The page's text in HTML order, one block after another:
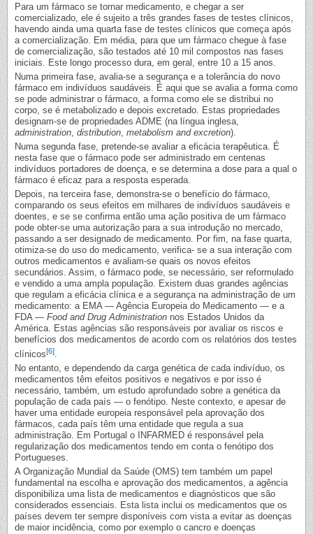
Para um fármaco se tornar medicamento, e chegar a ser
comercializado, ele é sujeito a três grandes fases de testes clínicos,
havendo ainda uma quarta fase de testes clínicos que começa após
a comercialização. Em média, para que um fármaco chegue à fase
de comercialização, são testados até 10 mil compostos nas fases
iniciais. Este longo processo dura, em geral, entre 10 a 15 anos.
Numa primeira fase, avalia-se a segurança e a tolerância do novo
fármaco em indivíduos saudáveis. É aqui que se avalia a forma como
se pode administrar o fármaco, a forma como ele se distribui no
corpo, se é metabolizado e depois excretado. Estas propriedades
designam-se de propriedades ADME (na língua inglesa,
administration distribution metabolism and excretion).
Numa segunda fase, pretende-se avaliar a eficácia terapêutica. É
nesta fase que o fármaco pode ser administrado em centenas
indivíduos portadores de doença, e se determina a dose para a qual o
fármaco é eficaz para a resposta esperada.
Depois, na terceira fase, demonstra-se o benefício do fármaco,
comparando os seus efeitos em milhares de indivíduos saudáveis e
doentes, e se se confirma então uma ação positiva de um fármaco
pode obter-se uma autorização para a sua introdução no mercado,
passando a ser designado de medicamento. Por fim, na fase quarta,
otimiza-se do uso do medicamento, verifica- se a sua interação com
outros medicamentos e avaliam-se quais os novos efeitos
secundários. Assim, o fármaco pode, se necessário, ser reformulado
e vendido a uma ampla população. Existem duas grandes agências
que regulam a eficácia clínica e a segurança na administração de um
medicamento: a EMA — Agência Europeia do Medicamento — e a
FDA — Food and Drug Administration nos Estados Unidos da
América. Estas agências são responsáveis por avaliar os riscos e
benefícios dos medicamentos de acordo com os relatórios dos testes
clínicos[6].
No entanto, e dependendo da carga genética de cada indivíduo, os
medicamentos têm efeitos positivos e negativos e por isso é
necessário, também, um estudo aprofundado sobre a genética da
população de cada país — o fenótipo. Neste contexto, e apesar de
haver uma entidade europeia responsável pela aprovação dos
fármacos, cada país têm uma entidade que regula a sua
administração. Em Portugal o INFARMED é responsável pela
regularização dos medicamentos tendo em conta o fenótipo dos
Portugueses.
A Organização Mundial da Saúde (OMS) tem também um papel
fundamental na escolha e aprovação dos medicamentos, a agência
disponibiliza uma lista de medicamentos e diagnósticos que são
considerados essenciais. Esta lista inclui os medicamentos que os
países devem ter sempre disponíveis com vista a evitar as doenças
de maior incidência, como por exemplo o cancro e doenças